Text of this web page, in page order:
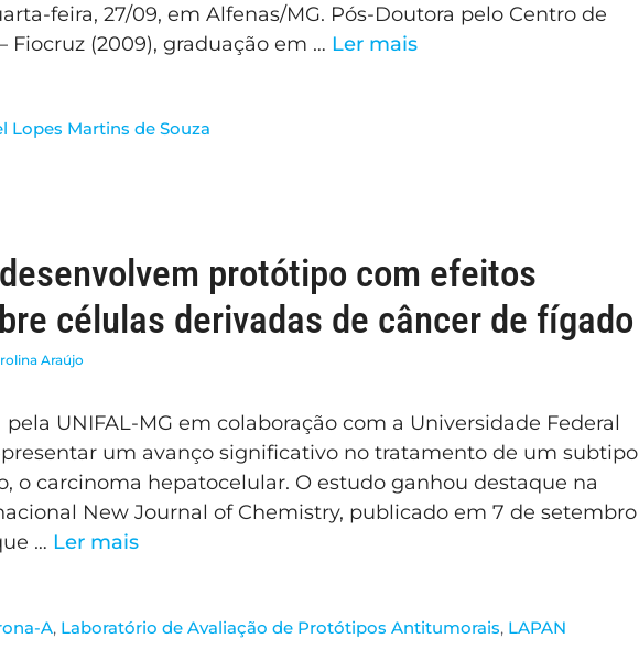
feira, 27/09, em Alfenas/MG. Pós-Doutora pelo Centro de
Fiocruz (2009), graduação em … Ler mais
Lopes Martins de Souza
protótipo com efeitos
células derivadas de câncer de fígado
Araújo
UNIFAL-MG em colaboração com a Universidade Federal
um avanço significativo no tratamento de um subtipo
o carcinoma hepatocelular. O estudo ganhou destaque na
New Journal of Chemistry, publicado em 7 de setembro
… Ler mais
A, Laboratório de Avaliação de Protótipos Antitumorais, LAPAN